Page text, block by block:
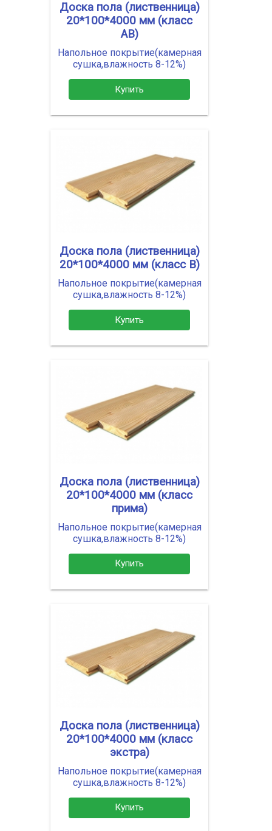
Доска пола (лиственница)
20*100*4000 мм (класс
АВ)
Напольное покрытие(камерная
сушка,влажность 8-12%)
Купить
Доска пола (лиственница)
20*100*4000 мм (класс В)
Напольное покрытие(камерная
сушка,влажность 8-12%)
Купить
Доска пола (лиственница)
20*100*4000 мм (класс
прима)
Напольное покрытие(камерная
сушка,влажность 8-12%)
Купить
Доска пола (лиственница)
20*100*4000 мм (класс
экстра)
Напольное покрытие(камерная
сушка,влажность 8-12%)
Купить